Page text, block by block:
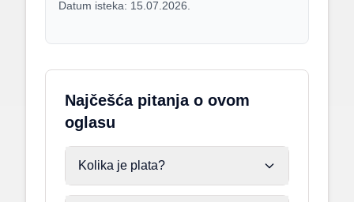
Datum isteka: 15.07.2026.
Najčešća pitanja o ovom
oglasu
Kolika je plata?